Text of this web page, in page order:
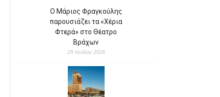
Ο Μάριος Φραγκούλης
παρουσιάζει τα «Χέρια
Φτερά» στο Θέατρο
Βράχων
29 Ιουλίου 2026